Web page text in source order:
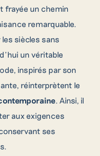
frayée un chemin
remarquable.
siècles sans
un véritable
inspirés par son
réinterprètent le
. Ainsi, il
aux exigences
ses